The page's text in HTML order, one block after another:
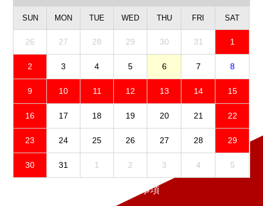
SUN MON TUE WED THU FRI SAT
26 27 28 29 30 31 1
2 3 4 5 6 7 8
9 10 11 12 13 14 15
16 17 18 19 20 21 22
23 24 25 26 27 28 29
30 31 1 2 3 4 5
免責事項